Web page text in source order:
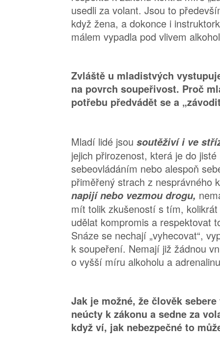
usedli za volant. Jsou to
když žena, a dokonce i
málem vypadla pod vlivem
Zvláště u mladistvých
na povrch soupeřivost. Proč
potřebu předvádět se a
Mladí lidé jsou soutěživí i ve
jejich přirozenost, která je do
sebeovládáním nebo alespoň
přiměřený strach z nesprávného
napijí nebo vezmou drogu,
mít tolik zkušeností s tím,
udělat kompromis a respektovat
Snáze se nechají „vyhecovat“,
k soupeření. Nemají již žádnou
o vyšší míru alkoholu a
Jak je možné, že člověk
neúcty k zákonu a sedne za
když ví, jak nebezpečné to